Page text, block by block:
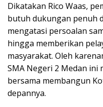
Dikatakan Rico Waas,
butuh dukungan penuh
mengatasi persoalan
hingga memberikan
masyarakat. Oleh
SMA Negeri 2 Medan ini
bersama membangun
depannya.